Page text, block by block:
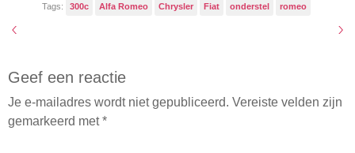
Tags: 300c Alfa Romeo Chrysler Fiat onderstel romeo
Geef een reactie
Je e-mailadres wordt niet gepubliceerd. Vereiste velden zijn
gemarkeerd met*